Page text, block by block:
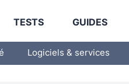
TESTS GUIDES
Logiciels & services